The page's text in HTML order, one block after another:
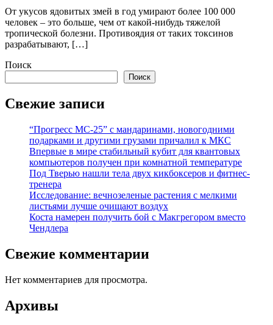
От укусов ядовитых змей в год умирают более 100 000
человек – это больше, чем от какой-нибудь тяжелой
тропической болезни. Противоядия от таких токсинов
разрабатывают, […]
Поиск
Поиск
Свежие записи
“Прогресс МС-25” с мандаринами, новогодними
подарками и другими грузами причалил к МКС
Впервые в мире стабильный кубит для квантовых
компьютеров получен при комнатной температуре
Под Тверью нашли тела двух кикбоксеров и фитнес-
тренера
Исследование: вечнозеленые растения с мелкими
листьями лучше очищают воздух
Коста намерен получить бой с Макгрегором вместо
Чендлера
Свежие комментарии
Нет комментариев для просмотра.
Архивы